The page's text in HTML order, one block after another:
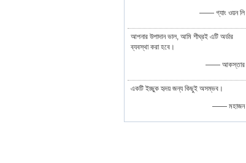
—— গ্যাং ওয়ন লি
আপনার উপাদান ভাল, আমি শীঘ্রই এটি অর্ডার
ব্যবস্থা করা হবে।
—— আকস্তার
একটি ইচ্ছুক হৃদয় জন্য কিছুই অসম্ভব।
—— মহাজন